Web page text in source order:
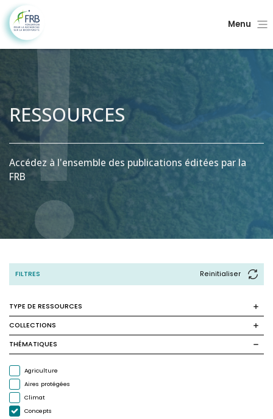
Menu
RESSOURCES
Accédez à l'ensemble des publications éditées par la
FRB
FILTRES Reinitialiser
TYPE DE RESSOURCES
COLLECTIONS
THÉMATIQUES
Agriculture
Aires protégées
Climat
Concepts